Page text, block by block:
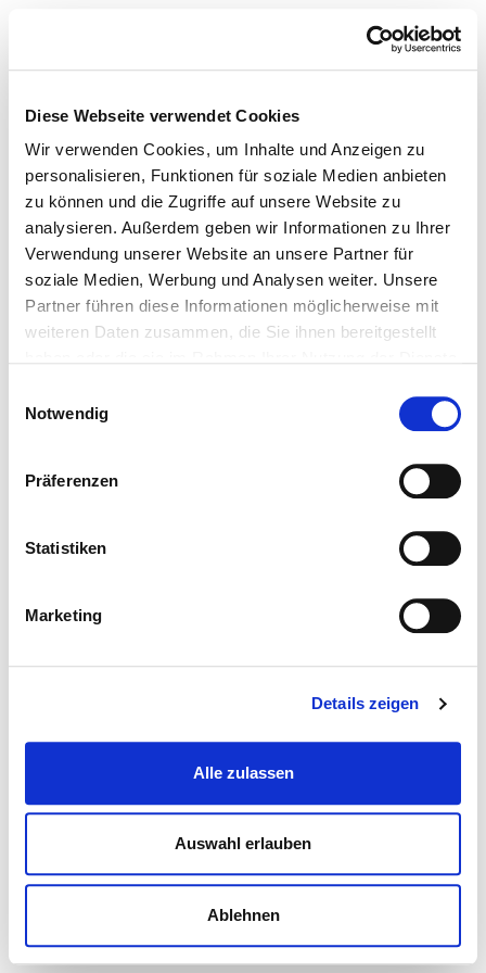
Diese Webseite verwendet Cookies
Wir verwenden Cookies, um Inhalte und Anzeigen zu
personalisieren, Funktionen für soziale Medien anbieten
zu können und die Zugriffe auf unsere Website zu
analysieren. Außerdem geben wir Informationen zu Ihrer
Verwendung unserer Website an unsere Partner für
soziale Medien, Werbung und Analysen weiter. Unsere
Partner führen diese Informationen möglicherweise mit
weiteren Daten zusammen, die Sie ihnen bereitgestellt
Notwendig
Präferenzen
Statistiken
Marketing
Details zeigen
Alle zulassen
Auswahl erlauben
Ablehnen